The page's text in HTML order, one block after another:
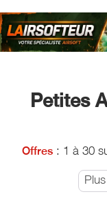
Petites
Offres : 1 à 30